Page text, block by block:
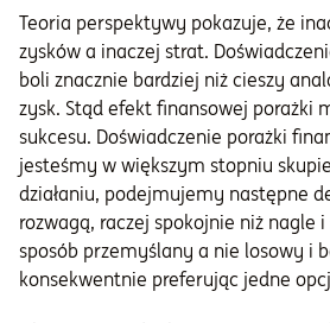
Teoria perspektywy pokazuje, że
zysków a inaczej strat.
boli znacznie bardziej niż cieszy
zysk. Stąd efekt finansowej porażki
sukcesu. Doświadczenie porażki
jesteśmy w większym stopniu
działaniu, podejmujemy następne
rozwagą, raczej spokojnie niż nagle
sposób przemyślany a nie losowy i
konsekwentnie preferując jedne